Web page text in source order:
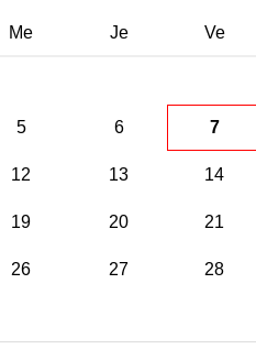
Me Je Ve
5 6 7
12 13 14
19 20 21
26 27 28